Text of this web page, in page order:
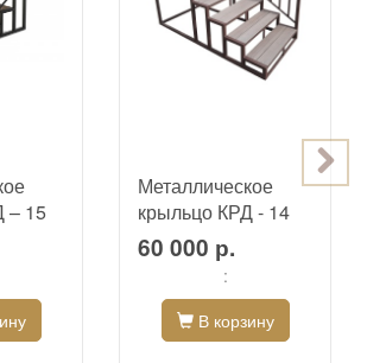
– 15
Металлическое
крыльцо КРД - 14
60 000 р.
:
В корзину